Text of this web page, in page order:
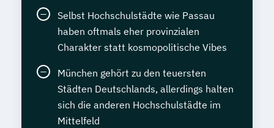
Selbst Hochschulstädte wie Passau
haben oftmals eher provinzialen
Charakter statt kosmopolitische Vibes
München gehört zu den teuersten
Städten Deutschlands, allerdings halten
sich die anderen Hochschulstädte im
Mittelfeld